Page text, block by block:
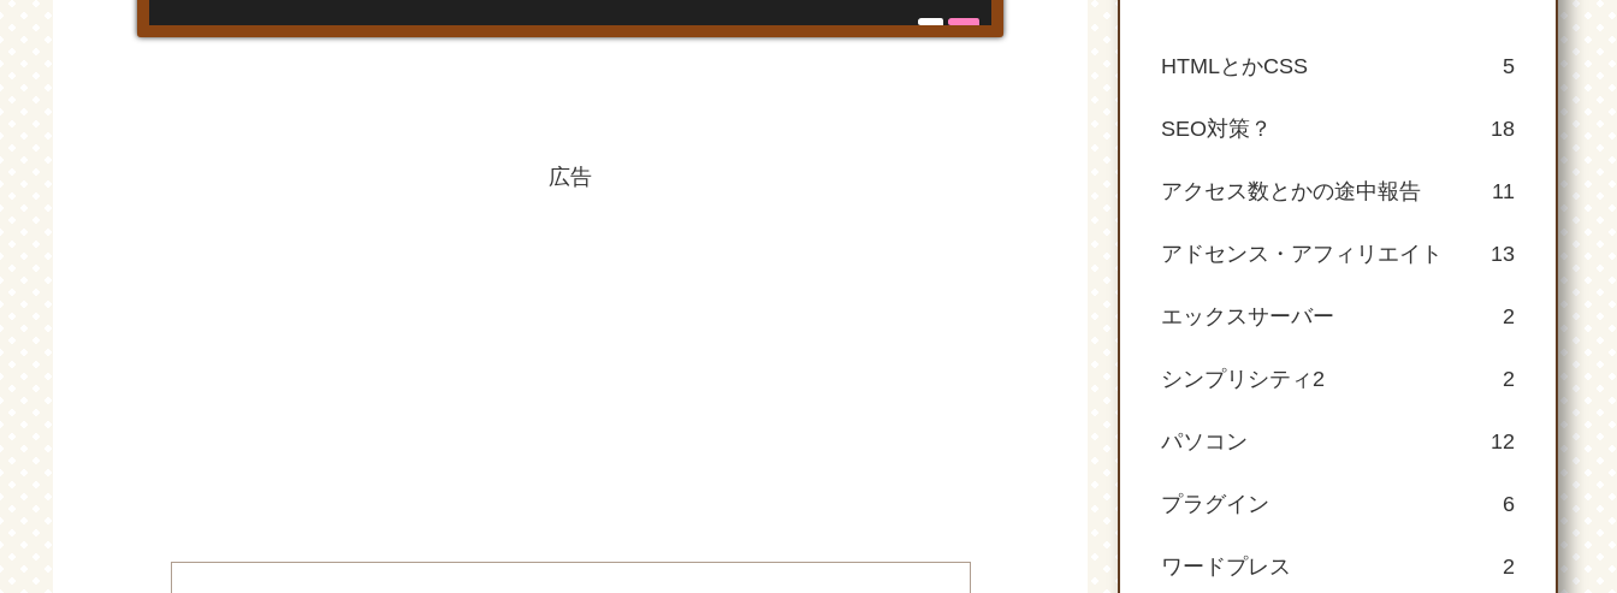
広告
HTMLとかCSS 5
SEO対策？ 18
アクセス数とかの途中報告 11
アドセンス・アフィリエイト 13
エックスサーバー 2
シンプリシティ2 2
パソコン 12
プラグイン 6
ワードプレス 2